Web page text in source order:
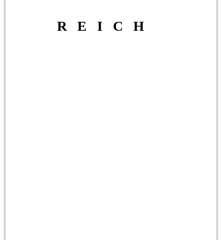
R E I C H